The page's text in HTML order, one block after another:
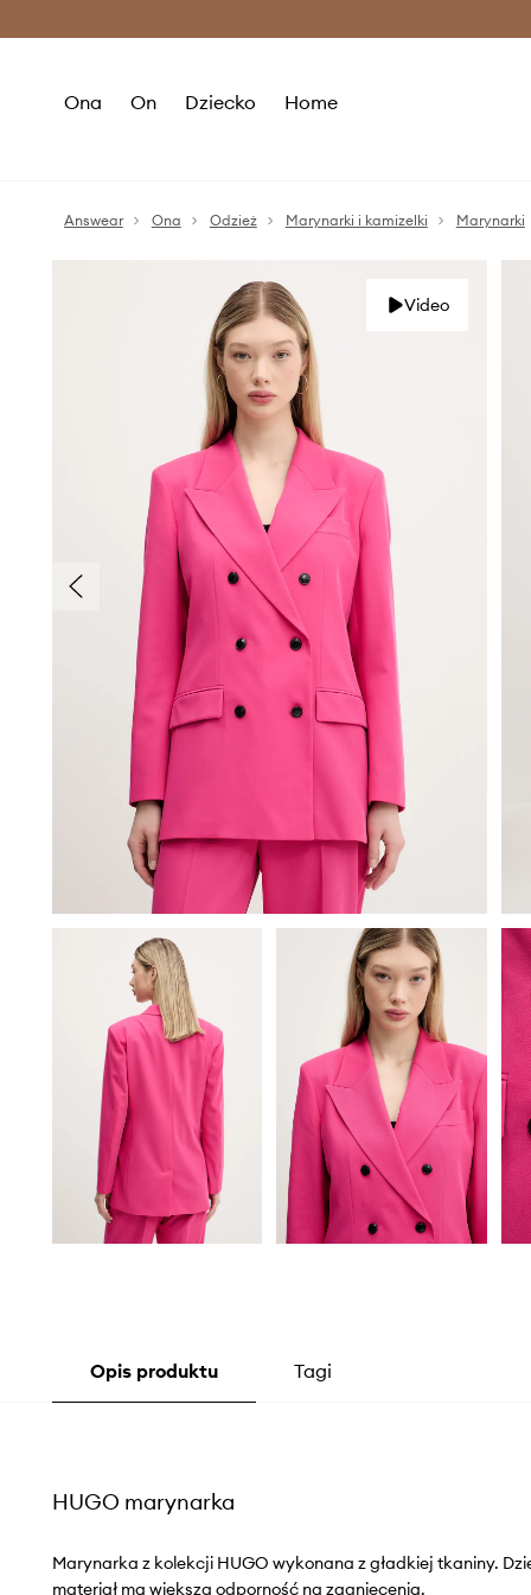
Ona On Dziecko Home
Answear Ona Odzież Marynarki i kamizelki Marynarki
Video
Opis produktu Tagi
HUGO marynarka
Marynarka z kolekcji HUGO wykonana z gładkiej tkaniny.
materiał ma większą odporność na zagniecenia.